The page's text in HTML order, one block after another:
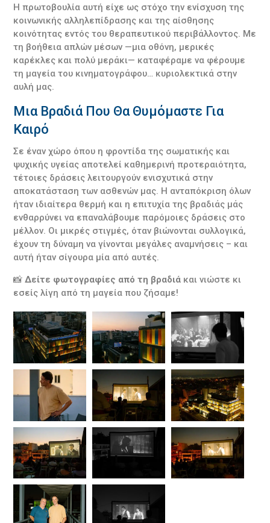
Η πρωτοβουλία αυτή είχε ως στόχο την ενίσχυση της
κοινωνικής αλληλεπίδρασης και της αίσθησης
κοινότητας εντός του θεραπευτικού περιβάλλοντος. Με
τη βοήθεια απλών μέσων —μια οθόνη, μερικές
καρέκλες και πολύ μεράκι— καταφέραμε να φέρουμε
τη μαγεία του κινηματογράφου… κυριολεκτικά στην
αυλή μας.
Μια Βραδιά Που Θα Θυμόμαστε Για
Καιρό
Σε έναν χώρο όπου η φροντίδα της σωματικής και
ψυχικής υγείας αποτελεί καθημερινή προτεραιότητα,
τέτοιες δράσεις λειτουργούν ενισχυτικά στην
αποκατάσταση των ασθενών μας. Η ανταπόκριση όλων
ήταν ιδιαίτερα θερμή και η επιτυχία της βραδιάς μάς
ενθαρρύνει να επαναλάβουμε παρόμοιες δράσεις στο
μέλλον. Οι μικρές στιγμές, όταν βιώνονται συλλογικά,
έχουν τη δύναμη να γίνονται μεγάλες αναμνήσεις – και
αυτή ήταν σίγουρα μία από αυτές.
📸Δείτε φωτογραφίες από τη βραδιά και νιώστε κι
εσείς λίγη από τη μαγεία που ζήσαμε!